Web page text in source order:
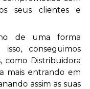
seus clientes e
de uma forma
conseguimos
como Distribuidora
mais entrando em
assim as suas